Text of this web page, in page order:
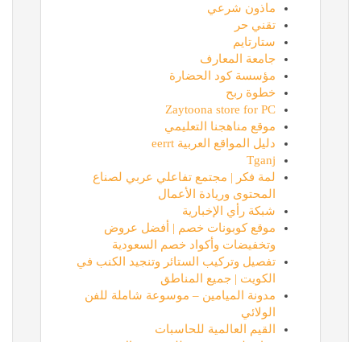
ماذون شرعي
تقني حر
ستارتايم
جامعة المعارف
مؤسسة كود الحضارة
خطوة ربح
Zaytoona store for PC
موقع مناهجنا التعليمي
دليل المواقع العربية eerrt
Tganj
لمة فكر | مجتمع تفاعلي عربي لصناع
المحتوى وريادة الأعمال
شبكة رأي الإخبارية
موقع كوبونات خصم | أفضل عروض
وتخفيضات وأكواد خصم السعودية
تفصيل وتركيب الستائر وتنجيد الكنب في
الكويت | جميع المناطق
مدونة الميامين – موسوعة شاملة للفن
الولائي
القيم العالمية للحاسبات